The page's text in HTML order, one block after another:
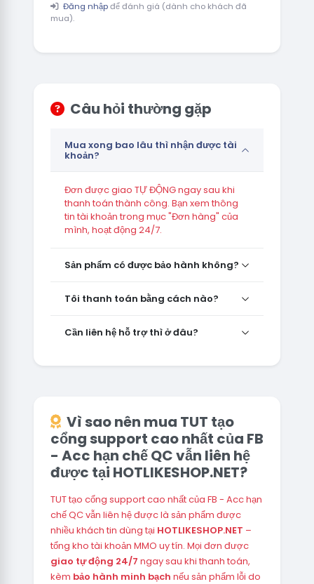
Đăng nhậpđể đánh giá (dành cho khách đã
mua).
Câu hỏi thường gặp
Mua xong bao lâu thì nhận được tài
khoản?
Đơn được giao TỰ ĐỘNG ngay sau khi
thanh toán thành công. Bạn xem thông
tin tài khoản trong mục "Đơn hàng" của
mình, hoạt động 24/7.
Sản phẩm có được bảo hành không?
Tôi thanh toán bằng cách nào?
Cần liên hệ hỗ trợ thì ở đâu?
Vì sao nên mua TUT tạo
cổng support cao nhất của FB
- Acc hạn chế QC vẫn liên hệ
được tại HOTLIKESHOP.NET?
TUT tạo cổng support cao nhất của FB - Acc hạn
chế QC vẫn liên hệ được là sản phẩm được
nhiều khách tin dùng tại HOTLIKESHOP.NET –
tổng kho tài khoản MMO uy tín. Mọi đơn được
giao tự động 24/7 ngay sau khi thanh toán,
kèm bảo hành minh bạch nếu sản phẩm lỗi do